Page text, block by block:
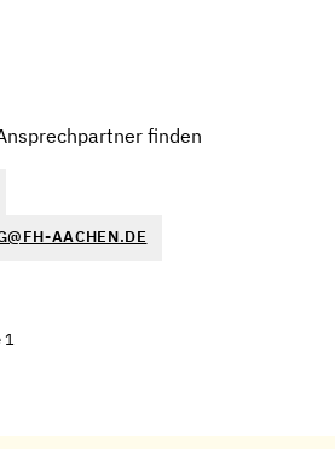
finden
AACHEN.DE
1